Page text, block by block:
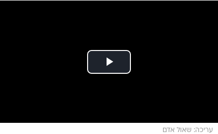
עריכה: שאול אדם